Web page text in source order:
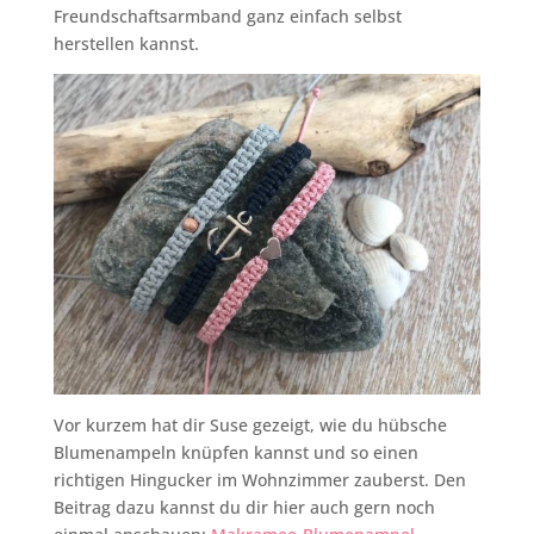
Freundschaftsarmband ganz einfach selbst
herstellen kannst.
Vor kurzem hat dir Suse gezeigt, wie du hübsche
Blumenampeln knüpfen kannst und so einen
richtigen Hingucker im Wohnzimmer zauberst. Den
Beitrag dazu kannst du dir hier auch gern noch